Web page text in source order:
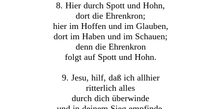
8. Hier durch Spott und Hohn,
dort die Ehrenkron;
hier im Hoffen und im Glauben,
dort im Haben und im Schauen;
denn die Ehrenkron
folgt auf Spott und Hohn.
9. Jesu, hilf, daß ich allhier
ritterlich alles
durch dich überwinde